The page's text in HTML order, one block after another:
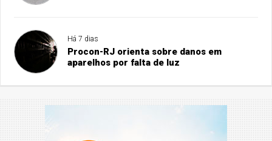
Há 7 dias
Procon-RJ orienta sobre danos em
aparelhos por falta de luz